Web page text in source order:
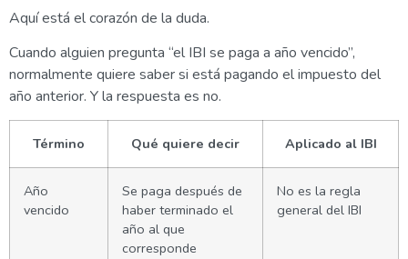
Aquí está el corazón de la duda.
Cuando alguien pregunta “el IBI se paga a año vencido”,
normalmente quiere saber si está pagando el impuesto del
año anterior. Y la respuesta es no.
Término Qué quiere decir Aplicado al IBI
Año
vencido
Se paga después de
haber terminado el
año al que
corresponde
No es la regla
general del IBI